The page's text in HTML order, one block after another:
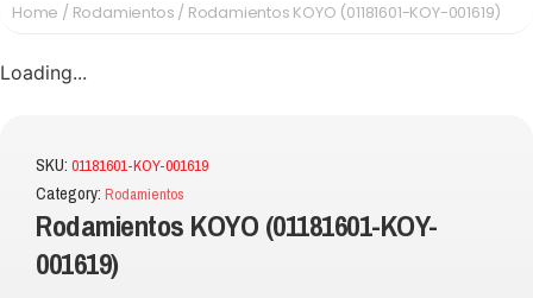
Home / Rodamientos / Rodamientos KOYO (01181601-KOY-001619)
Loading...
SKU: 01181601-KOY-001619
Category: Rodamientos
Rodamientos KOYO (01181601-KOY-
001619)